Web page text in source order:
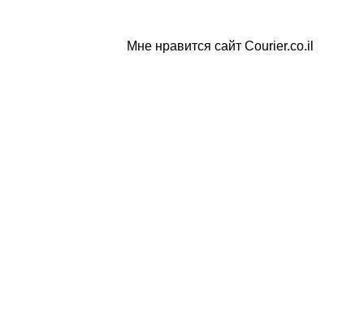
Мне нравится сайт Courier.co.il